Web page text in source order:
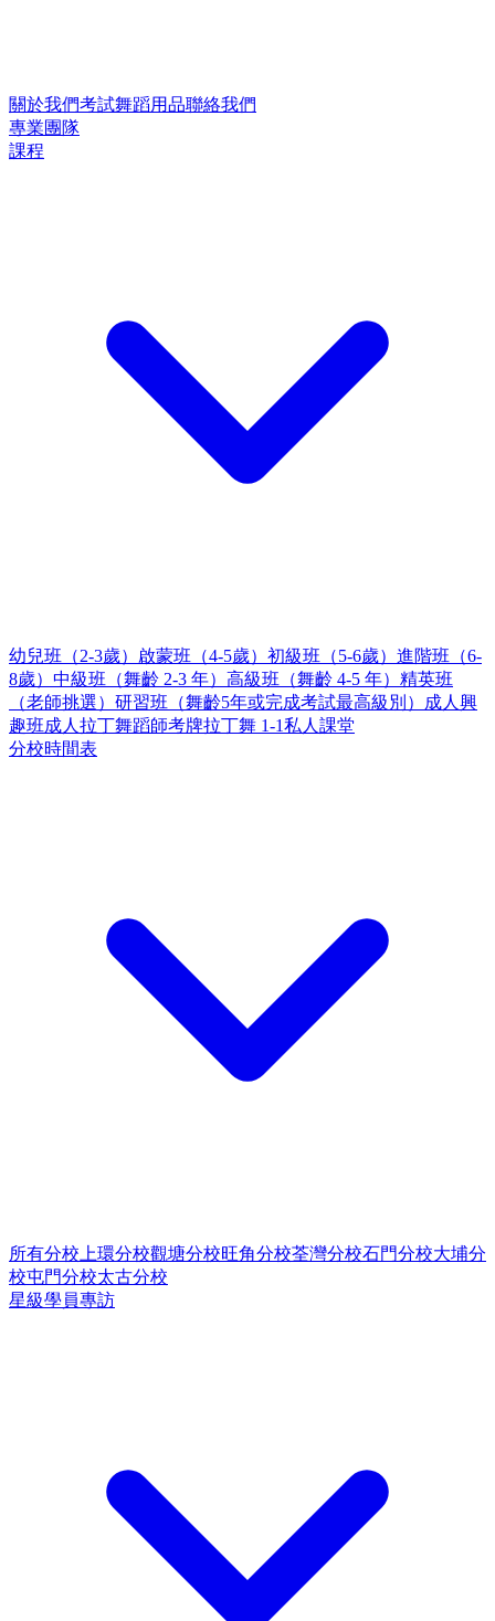
關於我們考試舞蹈用品聯絡我們
專業團隊
課程
幼兒班（2-3歲） 啟蒙班（4-5歲） 初級班（5-6歲） 進階班（6-
8歲） 中級班（舞齡 2-3 年） 高級班（舞齡 4-5 年） 精英班
（老師挑選） 研習班（舞齡5年或完成考試最高級別）
成人興
趣班成人拉丁舞蹈師考牌拉丁舞 1-1私人課堂
分校時間表
所有分校 上環分校觀塘分校旺角分校荃灣分校石門分校大埔分
校屯門分校太古分校
星級學員專訪